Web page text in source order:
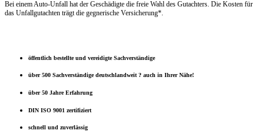
Bei einem Auto-Unfall hat der Geschädigte die freie Wahl des Gutachters. Die Kosten für
das Unfallgutachten trägt die gegnerische Versicherung*.
öffentlich bestellte und vereidigte Sachverständige
über 500 Sachverständige deutschlandweit ? auch in Ihrer Nähe!
über 50 Jahre Erfahrung
DIN ISO 9001 zertifiziert
schnell und zuverlässig